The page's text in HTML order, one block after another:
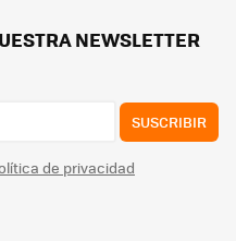
NEWSLETTER
SUSCRIBIR
de privacidad